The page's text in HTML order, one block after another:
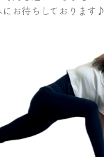
にお待ちしております♪